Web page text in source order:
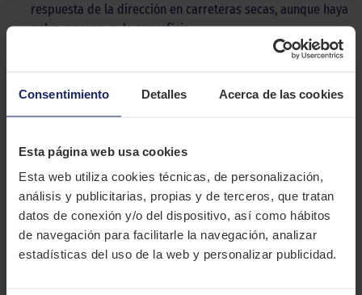
Consentimiento Detalles Acerca de las cookies
Esta página web usa cookies
Esta web utiliza cookies técnicas, de personalización,
análisis y publicitarias, propias y de terceros, que tratan
datos de conexión y/o del dispositivo, así como hábitos
de navegación para facilitarle la navegación, analizar
estadísticas del uso de la web y personalizar publicidad.
respuesta de la dirección en carreteras secas, aunque haya
polvo o arena en la superfície.
En ElPaso200 disponemos de una gran variedad de marcas
taller más cercano en las Islas Canarias.
APOLLO ALNAC 4G
El Apollo Alnac 4G es una goma para turismos con un
rendimiento muy equilibrado y una relación calidad-precio
excelente.
CARACTERÍSTICAS TÉCNICAS